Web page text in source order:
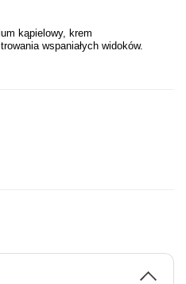
kąpielowy, krem
wspaniałych widoków.